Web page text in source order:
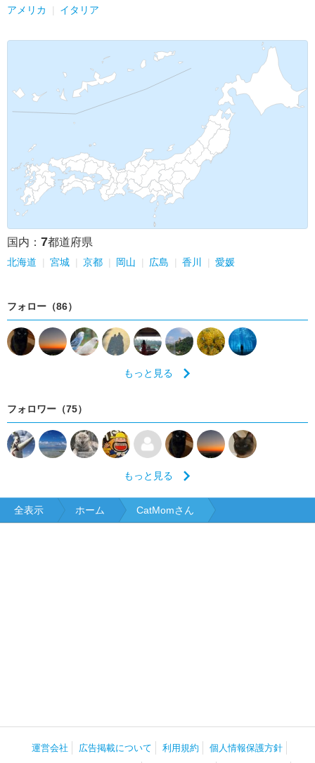
アメリカ
イタリア
国内： 7都道府県
北海道 宮城 京都 岡山 広島 香川 愛媛
フォロー（86）
もっと見る
フォロワー（75）
もっと見る
全表示 ホーム CatMomさん
運営会社 広告掲載について 利用規約
個人情報保護方針